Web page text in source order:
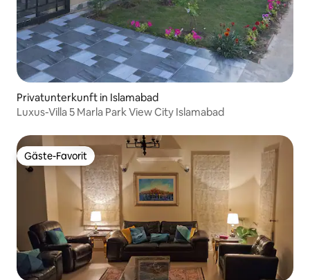
Privatunterkunft in Islamabad
Luxus-Villa 5 Marla Park View City Islamabad
Gäste-Favorit
Gäste-Favorit